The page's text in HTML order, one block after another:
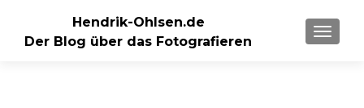
Hendrik-Ohlsen.de
Der Blog über das Fotografieren